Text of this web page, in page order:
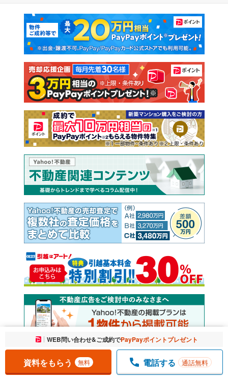
お気に入りに追加しました。 一覧を開く
WEB問い合わせ&ご成約でPayPayポイントプレゼント
資料をもらう 無料 電話する 通話無料
新築マンション 中古マンション
新築一戸建て 中古一戸建て
注文住宅 土地
売却査定
マンションカタログ 教えて！住まいの先生